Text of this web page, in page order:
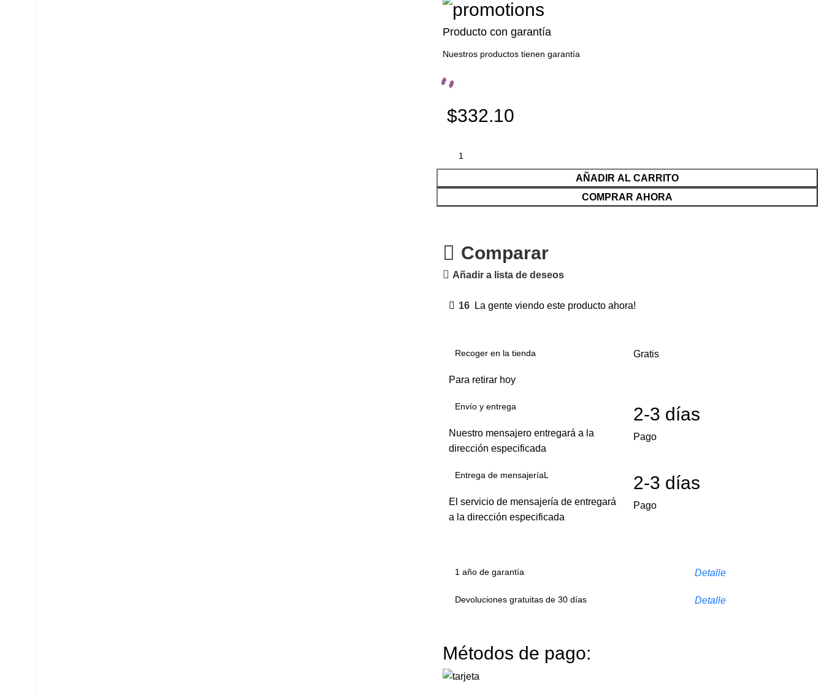
Producto con garantía
Nuestros productos tienen garantía
$332.10
AÑADIR AL CARRITO
COMPRAR AHORA
Comparar
Añadir a lista de deseos
16 La gente viendo este producto ahora!
Recoger en la tienda
Para retirar hoy
Gratis
Envío y entrega
Nuestro mensajero entregará a la
dirección especificada
2-3 días
Pago
Entrega de mensajeríaL
El servicio de mensajería de entregará
a la dirección especificada
2-3 días
Pago
1 año de garantía Detalle
Devoluciones gratuitas de 30 días Detalle
Métodos de pago: